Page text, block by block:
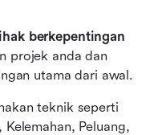
berkepentingan
projek anda dan
utama dari awal.
Kelemahan, Peluang,